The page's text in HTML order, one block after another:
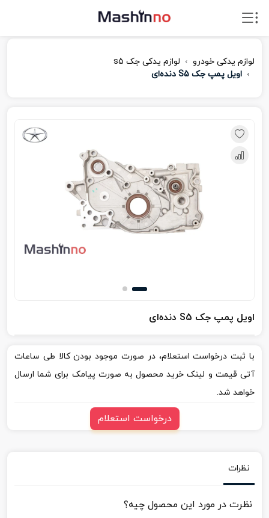
لوازم یدکی خودرو
لوازم یدکی جک s5
اویل پمپ جک S5 دنده‌ای
اویل پمپ جک S5 دنده‌ای
با ثبت درخواست استعلام، در صورت موجود بودن کالا طی ساعات
آتی قیمت و لینک خرید محصول به صورت پیامک برای شما ارسال
خواهد شد.
درخواست استعلام
نظرات
نظرت در مورد این محصول چیه؟